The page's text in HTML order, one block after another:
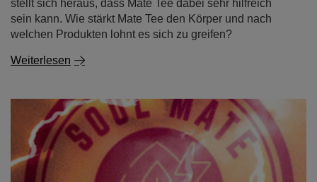
stellt sich heraus, dass Mate Tee dabei sehr hilfreich
sein kann. Wie stärkt Mate Tee den Körper und nach
welchen Produkten lohnt es sich zu greifen?
Weiterlesen